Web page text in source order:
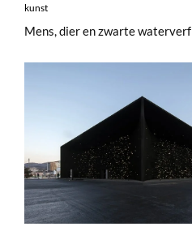
kunst
Mens, dier en zwarte waterverf